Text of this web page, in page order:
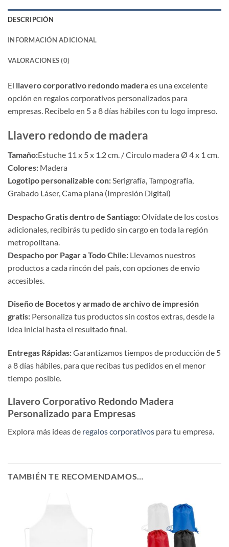
DESCRIPCIÓN
INFORMACIÓN ADICIONAL
VALORACIONES (0)
El llavero corporativo redondo maderaes una excelente
opción en regalos corporativos personalizados para
empresas. Recíbelo en 5 a 8 días hábiles con tu logo impreso.
Llavero redondo de madera
Tamaño:Estuche 11 x 5 x 1.2 cm. / Circulo madera Ø 4 x 1 cm.
Colores: Madera
Logotipo personalizable con: Serigrafía, Tampografía,
Grabado Láser, Cama plana (Impresión Digital)
Despacho Gratis dentro de Santiago:Olvídate de los costos
adicionales, recibirás tu pedido sin cargo en toda la región
metropolitana.
Despacho por Pagar a Todo Chile: Llevamos nuestros
productos a cada rincón del país, con opciones de envío
accesibles.
Diseño de Bocetos y armado de archivo de impresión
gratis: Personaliza tus productos sin costos extras, desde la
idea inicial hasta el resultado final.
Entregas Rápidas:Garantizamos tiempos de producción de 5
a 8 días hábiles, para que recibas tus pedidos en el menor
tiempo posible.
Llavero Corporativo Redondo Madera
Personalizado para Empresas
Explora más ideas de regalos corporativos para tu empresa.
TAMBIÉN TE RECOMENDAMOS…